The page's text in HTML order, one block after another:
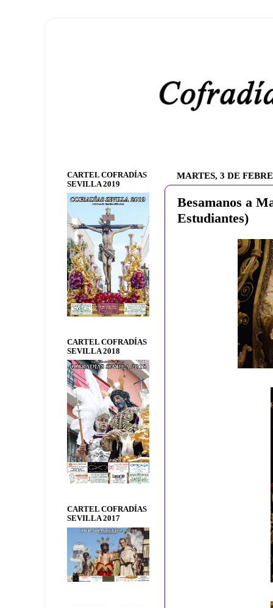
MARTES, 3 DE
Besamanos a
Estudiantes)
CARTEL COFRADÍAS
SEVILLA 2019
CARTEL COFRADÍAS
SEVILLA 2018
CARTEL COFRADÍAS
SEVILLA 2017